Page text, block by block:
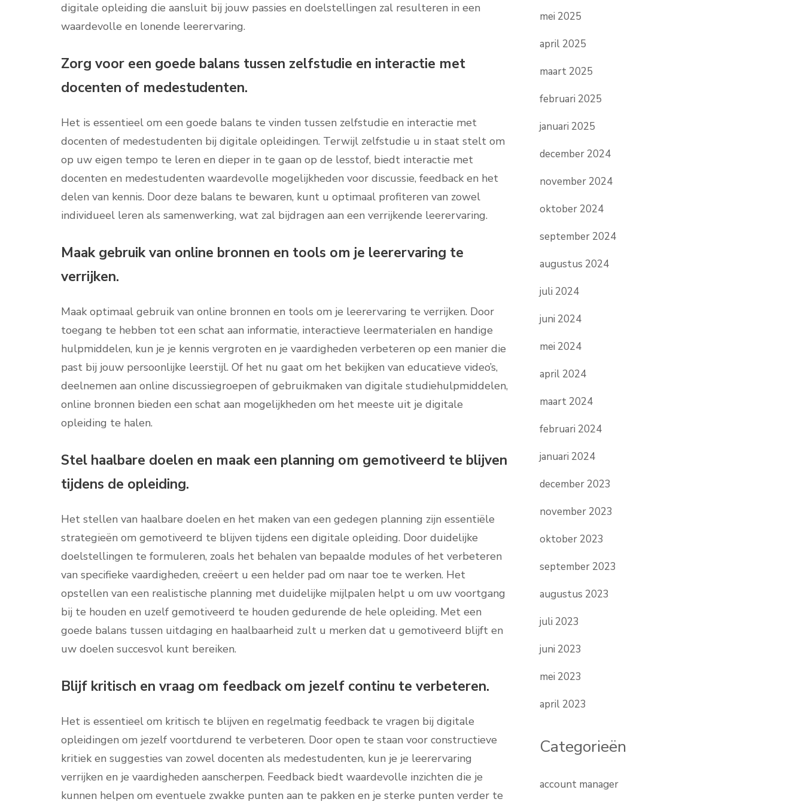
digitale opleiding die aansluit bij jouw passies en doelstellingen zal resulteren in een
waardevolle en lonende leerervaring.
Zorg voor een goede balans tussen zelfstudie en interactie met
docenten of medestudenten.
Het is essentieel om een goede balans te vinden tussen zelfstudie en interactie met
docenten of medestudenten bij digitale opleidingen. Terwijl zelfstudie u in staat stelt om
op uw eigen tempo te leren en dieper in te gaan op de lesstof, biedt interactie met
docenten en medestudenten waardevolle mogelijkheden voor discussie, feedback en het
delen van kennis. Door deze balans te bewaren, kunt u optimaal profiteren van zowel
individueel leren als samenwerking, wat zal bijdragen aan een verrijkende leerervaring.
Maak gebruik van online bronnen en tools om je leerervaring te
verrijken.
Maak optimaal gebruik van online bronnen en tools om je leerervaring te verrijken. Door
toegang te hebben tot een schat aan informatie, interactieve leermaterialen en handige
hulpmiddelen, kun je je kennis vergroten en je vaardigheden verbeteren op een manier die
past bij jouw persoonlijke leerstijl. Of het nu gaat om het bekijken van educatieve video’s,
deelnemen aan online discussiegroepen of gebruikmaken van digitale studiehulpmiddelen,
online bronnen bieden een schat aan mogelijkheden om het meeste uit je digitale
opleiding te halen.
Stel haalbare doelen en maak een planning om gemotiveerd te blijven
tijdens de opleiding.
Het stellen van haalbare doelen en het maken van een gedegen planning zijn essentiële
strategieën om gemotiveerd te blijven tijdens een digitale opleiding. Door duidelijke
doelstellingen te formuleren, zoals het behalen van bepaalde modules of het verbeteren
van specifieke vaardigheden, creëert u een helder pad om naar toe te werken. Het
opstellen van een realistische planning met duidelijke mijlpalen helpt u om uw voortgang
bij te houden en uzelf gemotiveerd te houden gedurende de hele opleiding. Met een
goede balans tussen uitdaging en haalbaarheid zult u merken dat u gemotiveerd blijft en
uw doelen succesvol kunt bereiken.
Blijf kritisch en vraag om feedback om jezelf continu te verbeteren.
Het is essentieel om kritisch te blijven en regelmatig feedback te vragen bij digitale
opleidingen om jezelf voortdurend te verbeteren. Door open te staan voor constructieve
kritiek en suggesties van zowel docenten als medestudenten, kun je je leerervaring
verrijken en je vaardigheden aanscherpen. Feedback biedt waardevolle inzichten die je
kunnen helpen om eventuele zwakke punten aan te pakken en je sterke punten verder te
mei 2025
april 2025
maart 2025
februari 2025
januari 2025
december 2024
november 2024
oktober 2024
september 2024
augustus 2024
juli 2024
juni 2024
mei 2024
april 2024
maart 2024
februari 2024
januari 2024
december 2023
november 2023
oktober 2023
september 2023
augustus 2023
juli 2023
juni 2023
mei 2023
april 2023
Categorieën
account manager